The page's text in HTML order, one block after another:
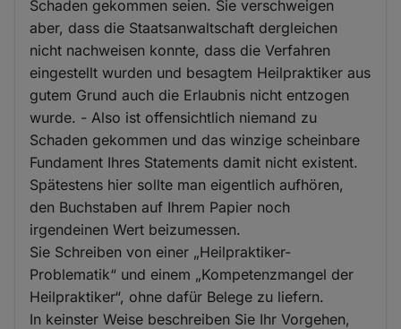
Schaden gekommen seien. Sie verschweigen
aber, dass die Staatsanwaltschaft dergleichen
nicht nachweisen konnte, dass die Verfahren
eingestellt wurden und besagtem Heilpraktiker aus
gutem Grund auch die Erlaubnis nicht entzogen
wurde. - Also ist offensichtlich niemand zu
Schaden gekommen und das winzige scheinbare
Fundament Ihres Statements damit nicht existent.
Spätestens hier sollte man eigentlich aufhören,
den Buchstaben auf Ihrem Papier noch
irgendeinen Wert beizumessen.
Sie Schreiben von einer „Heilpraktiker-
Problematik“ und einem „Kompetenzmangel der
Heilpraktiker“, ohne dafür Belege zu liefern.
In keinster Weise beschreiben Sie Ihr Vorgehen,